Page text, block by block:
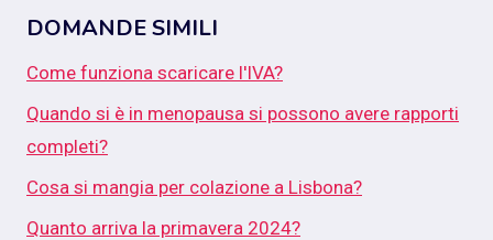
DOMANDE SIMILI
Come funziona scaricare l'IVA?
Quando si è in menopausa si possono avere rapporti
completi?
Cosa si mangia per colazione a Lisbona?
Quanto arriva la primavera 2024?